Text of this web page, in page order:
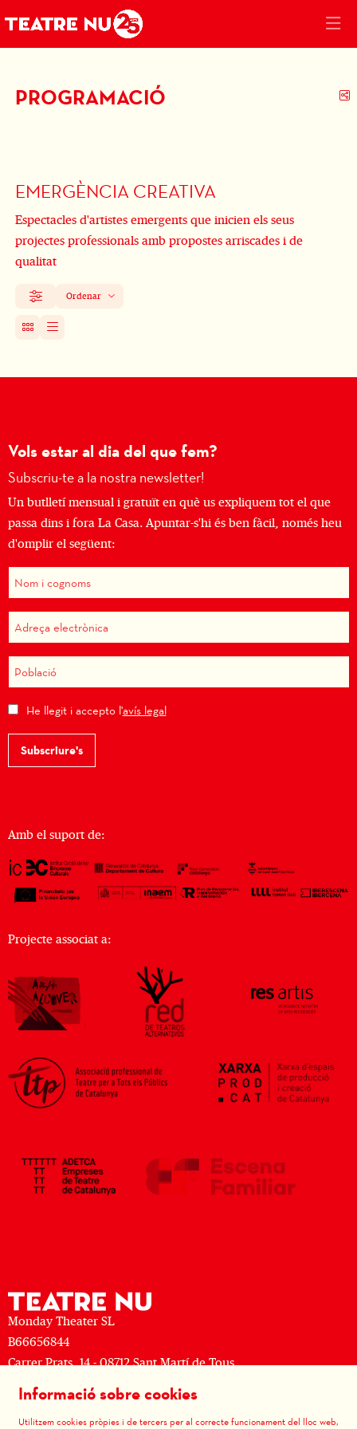
PROGRAMACIÓ
EMERGÈNCIA CREATIVA
Espectacles d'artistes emergents que inicien els seus
projectes professionals amb propostes arriscades i de
qualitat
FiltrarOrdenar
Vols estar al dia del que fem?
Subscriu-te a la nostra newsletter!
Un butlletí mensual i gratuït en què us expliquem tot el que
passa dins i fora La Casa. Apuntar-s'hi és ben fàcil, només heu
d'omplir el següent:
He llegit i accepto l'avís legal
Subscriure's
Amb el suport de:
Projecte associat a:
Monday Theater SL
B66656844
Carrer Prats, 14 - 08712 Sant Martí de Tous
M: (+34) 677 519 625 · T: (+34) 93 805 08 63
Sitemap Avís Legal | Ús de Cookies Contactar
|
Informació sobre cookies
Utilitzem cookies pròpies i de tercers per al correcte funcionament del lloc web,